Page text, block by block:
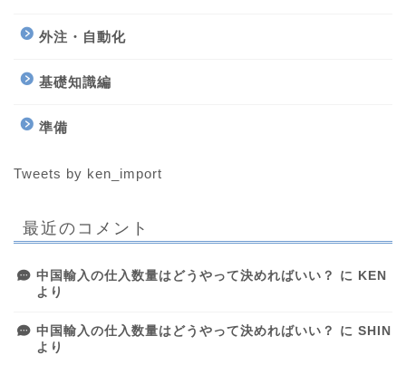
外注・自動化
基礎知識編
準備
Tweets by ken_import
最近のコメント
中国輸入の仕入数量はどうやって決めればいい？ に KEN
より
中国輸入の仕入数量はどうやって決めればいい？ に SHIN
より